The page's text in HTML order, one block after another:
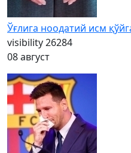
Ўғлига ноодатий исм
visibility26284
08 август